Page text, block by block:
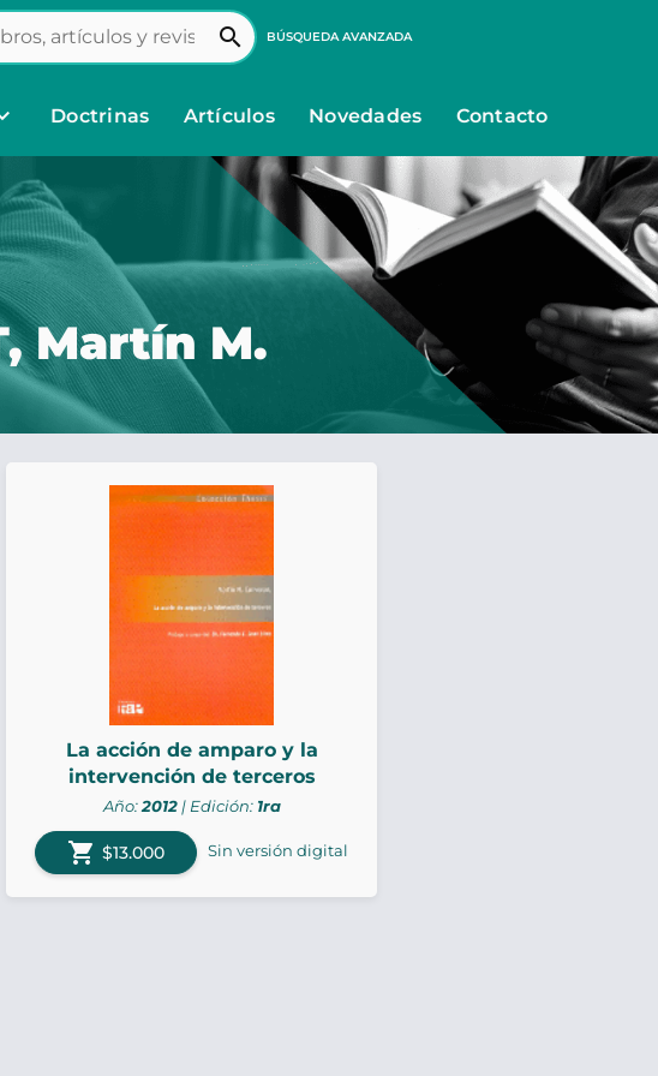
search BÚSQUEDA AVANZADA
Doctrinas Artículos Novedades Contacto
Martín M.
La acción de amparo y la
intervención de terceros
Año:2012| Edición: 1ra
shopping_cart $13.000 Sin versión digital